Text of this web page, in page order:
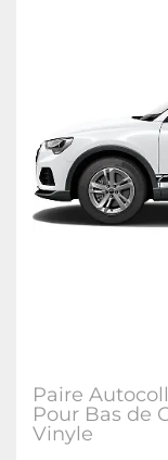
Paire
Pour Bas de
Vinyle